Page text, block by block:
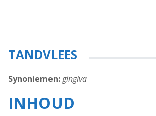
TANDVLEES
Synoniemen:gingiva
INHOUD